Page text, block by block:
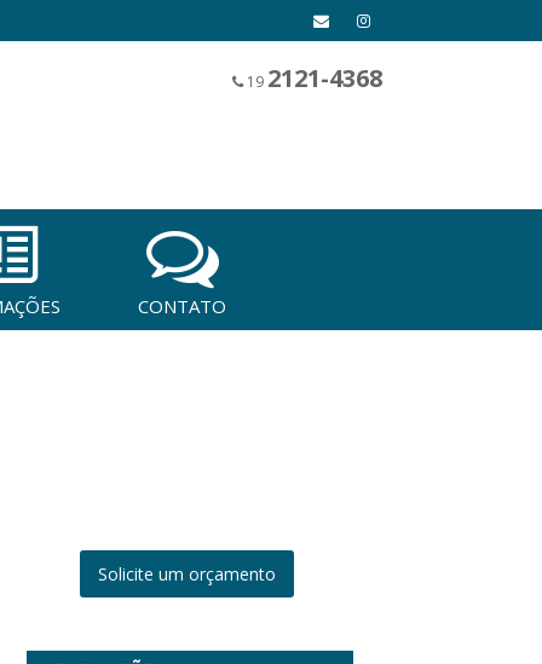
19 2121-4368
CONTATO
Solicite um orçamento